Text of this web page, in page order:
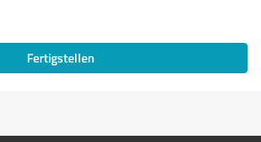
Fertigstellen